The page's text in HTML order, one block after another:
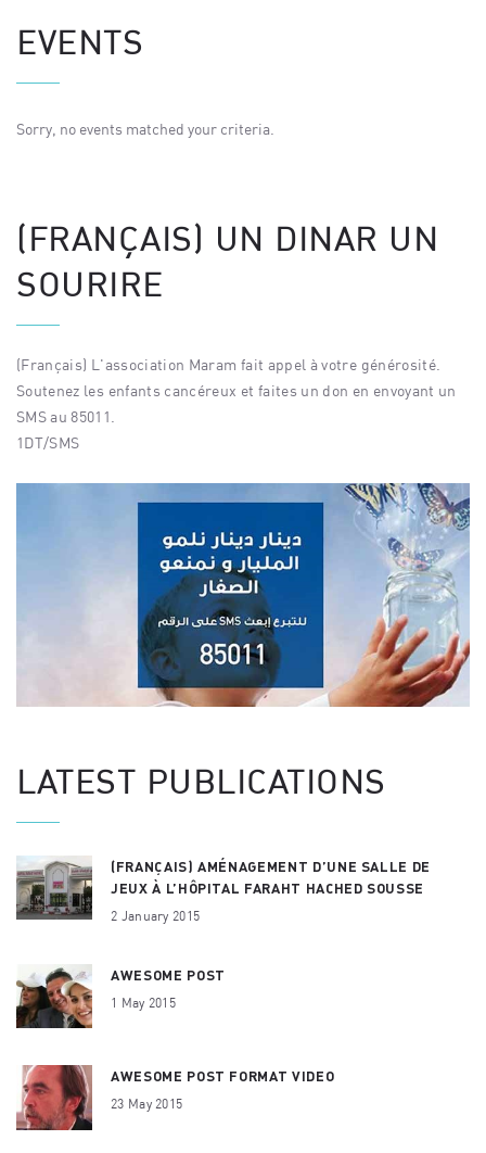
EVENTS
Sorry, no events matched your criteria.
(FRANÇAIS) UN DINAR UN
SOURIRE
(Français) L'association Maram fait appel à votre générosité.
Soutenez les enfants cancéreux et faites un don en envoyant un
SMS au 85011.
1DT/SMS
LATEST PUBLICATIONS
(FRANÇAIS) AMÉNAGEMENT D’UNE SALLE DE
JEUX À L’HÔPITAL FARAHT HACHED SOUSSE
2 January 2015
AWESOME POST
1 May 2015
AWESOME POST FORMAT VIDEO
23 May 2015